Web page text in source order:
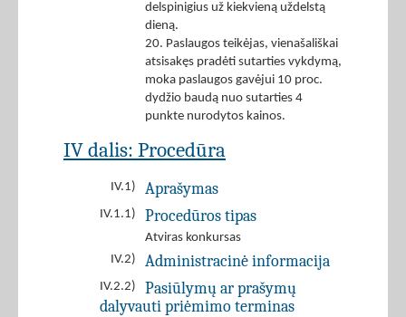
delspinigius už kiekvieną uždelstą
dieną.
20. Paslaugos teikėjas, vienašališkai
atsisakęs pradėti sutarties vykdymą,
moka paslaugos gavėjui 10 proc.
dydžio baudą nuo sutarties 4
punkte nurodytos kainos.
IV dalis: Procedūra
IV.1) Aprašymas
IV.1.1) Procedūros tipas
Atviras konkursas
IV.2)
Administracinė informacija
IV.2.2)
Pasiūlymų ar prašymų
dalyvauti priėmimo terminas